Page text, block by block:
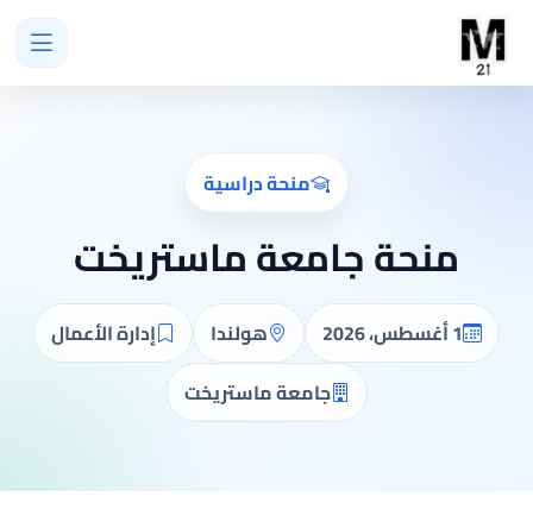
منحة دراسية
منحة جامعة ماستريخت
1 أغسطس، 2026 هولندا
إدارة الأعمال
جامعة ماستريخت